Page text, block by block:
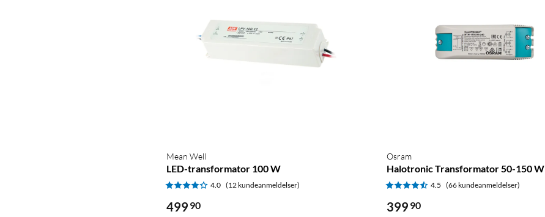
Mean Well
LED-transformator 100 W
4.0 (12 kundeanmeldelser)
499 90
Osram
Halotronic Transformator 50-150 W
4.5 (66 kundeanmeldelser)
399 90